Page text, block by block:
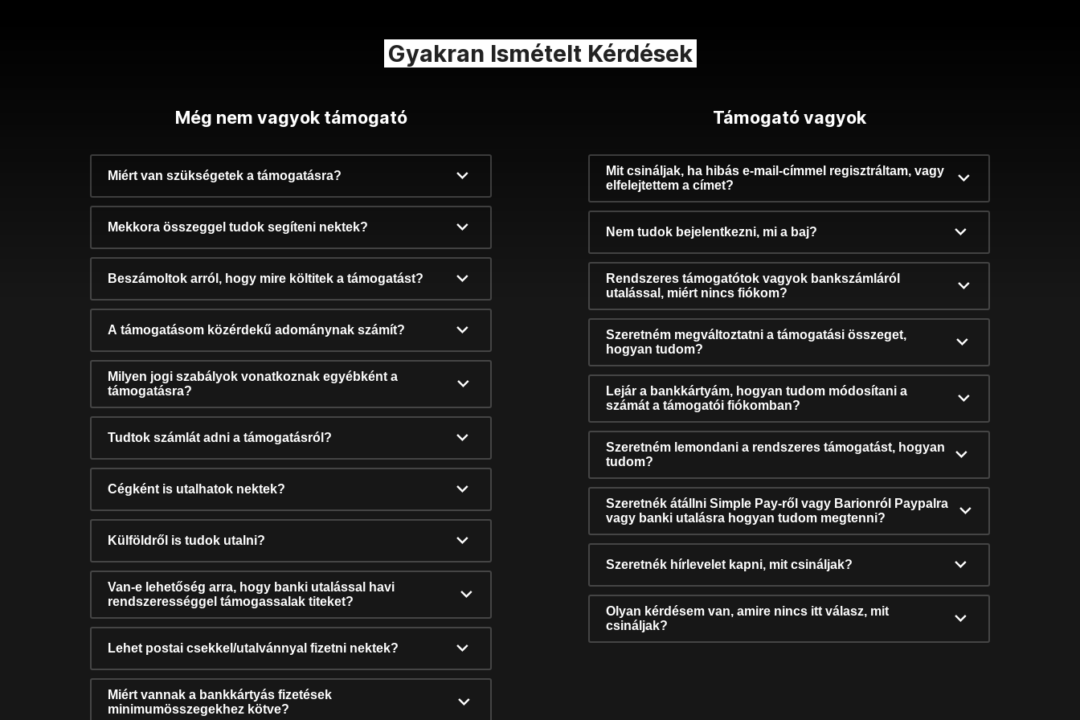
Gyakran Ismételt Kérdések
Még nem vagyok támogató
Miért van szükségetek a támogatásra?
Mekkora összeggel tudok segíteni nektek?
Beszámoltok arról, hogy mire költitek a támogatást?
A támogatásom közérdekű adománynak számít?
Milyen jogi szabályok vonatkoznak egyébként a
támogatásra?
Tudtok számlát adni a támogatásról?
Cégként is utalhatok nektek?
Külföldről is tudok utalni?
Van-e lehetőség arra, hogy banki utalással havi
rendszerességgel támogassalak titeket?
Lehet postai csekkel/utalvánnyal fizetni nektek?
Miért vannak a bankkártyás fizetések
minimumösszegekhez kötve?
Támogató vagyok
Mit csináljak, ha hibás e-mail-címmel regisztráltam, vagy
elfelejtettem a címet?
Nem tudok bejelentkezni, mi a baj?
Rendszeres támogatótok vagyok bankszámláról
utalással, miért nincs fiókom?
Szeretném megváltoztatni a támogatási összeget,
hogyan tudom?
Lejár a bankkártyám, hogyan tudom módosítani a
számát a támogatói fiókomban?
Szeretném lemondani a rendszeres támogatást, hogyan
tudom?
Szeretnék átállni Simple Pay-ről vagy Barionról Paypalra
vagy banki utalásra hogyan tudom megtenni?
Szeretnék hírlevelet kapni, mit csináljak?
Olyan kérdésem van, amire nincs itt válasz, mit
csináljak?